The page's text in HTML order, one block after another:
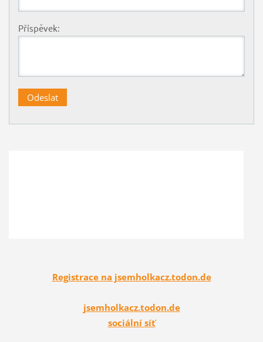
Příspěvek:
Registrace na jsemholkacz.todon.de
jsemholkacz.todon.de
sociální síť